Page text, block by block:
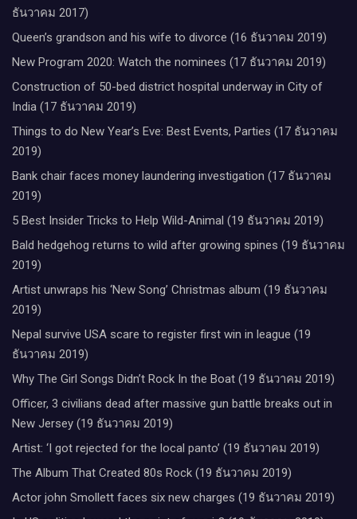
ธันวาคม 2017)
Queen’s grandson and his wife to divorce (16 ธันวาคม 2019)
New Program 2020: Watch the nominees (17 ธันวาคม 2019)
Construction of 50-bed district hospital underway in City of
India (17 ธันวาคม 2019)
Things to do New Year’s Eve: Best Events, Parties (17 ธันวาคม
2019)
Bank chair faces money laundering investigation (17 ธันวาคม
2019)
5 Best Insider Tricks to Help Wild-Animal (19 ธันวาคม 2019)
Bald hedgehog returns to wild after growing spines (19 ธันวาคม
2019)
Artist unwraps his ‘New Song’ Christmas album (19 ธันวาคม
2019)
Nepal survive USA scare to register first win in league (19
ธันวาคม 2019)
Why The Girl Songs Didn’t Rock In the Boat (19 ธันวาคม 2019)
Officer, 3 civilians dead after massive gun battle breaks out in
New Jersey (19 ธันวาคม 2019)
Artist: ‘I got rejected for the local panto’ (19 ธันวาคม 2019)
The Album That Created 80s Rock (19 ธันวาคม 2019)
Actor john Smollett faces six new charges (19 ธันวาคม 2019)